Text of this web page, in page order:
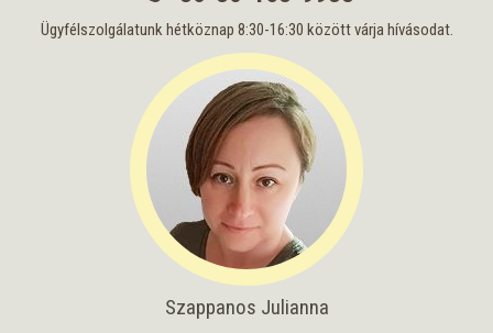
Ügyfélszolgálatunk hétköznap 8:30-16:30 között várja hívásodat.
Szappanos Julianna